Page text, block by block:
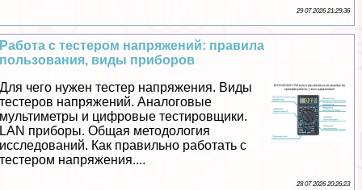
29 07 2026 21:29:36
Работа с тестером напряжений: правила
пользования, виды приборов
Для чего нужен тестер напряжения. Виды
тестеров напряжений. Аналоговые
мультиметры и цифровые тестировщики.
LAN приборы. Общая методология
исследований. Как правильно работать с
тестером напряжения....
28 07 2026 20:26:23